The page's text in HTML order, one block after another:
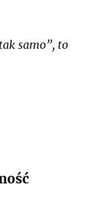
samo”, to